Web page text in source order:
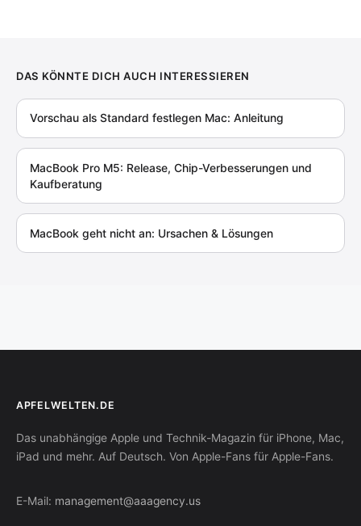
DAS KÖNNTE DICH AUCH INTERESSIEREN
Vorschau als Standard festlegen Mac: Anleitung
MacBook Pro M5: Release, Chip-Verbesserungen und
Kaufberatung
MacBook geht nicht an: Ursachen & Lösungen
APFELWELTEN.DE
Das unabhängige Apple und Technik-Magazin für iPhone, Mac,
iPad und mehr. Auf Deutsch. Von Apple-Fans für Apple-Fans.
E-Mail: management@aaagency.us